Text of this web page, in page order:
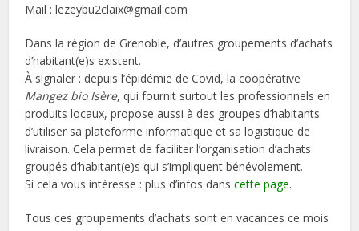
Mail : lezeybu2claix@gmail.com
Dans la région de Grenoble, d’autres groupements d’achats
d’habitant(e)s existent.
À signaler : depuis l’épidémie de Covid, la coopérative
Mangez bio Isère, qui fournit surtout les professionnels en
produits locaux, propose aussi à des groupes d’habitants
d’utiliser sa plateforme informatique et sa logistique de
livraison. Cela permet de faciliter l’organisation d’achats
groupés d’habitant(e)s qui s’impliquent bénévolement.
Si cela vous intéresse : plus d’infos danscette page.
Tous ces groupements d’achats sont en vacances ce mois